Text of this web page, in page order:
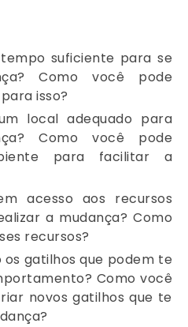
suficiente para se
Como você pode
isso?
local adequado para
Como você pode
para facilitar a
acesso aos recursos
a mudança? Como
recursos?
os gatilhos que podem te
Como você
novos gatilhos que te